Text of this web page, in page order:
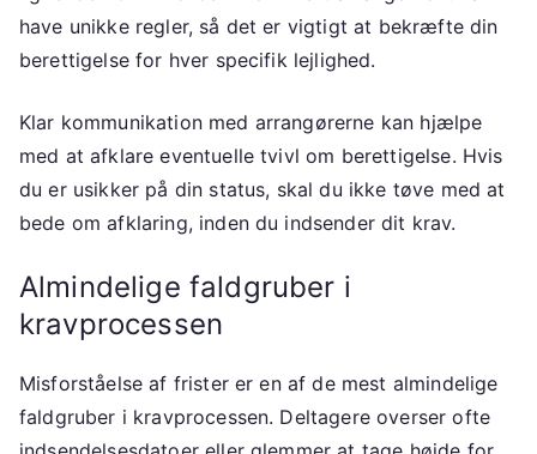
have unikke regler, så det er vigtigt at bekræfte din
berettigelse for hver specifik lejlighed.
Klar kommunikation med arrangørerne kan hjælpe
med at afklare eventuelle tvivl om berettigelse. Hvis
du er usikker på din status, skal du ikke tøve med at
bede om afklaring, inden du indsender dit krav.
Almindelige faldgruber i
kravprocessen
Misforståelse af frister er en af de mest almindelige
faldgruber i kravprocessen. Deltagere overser ofte